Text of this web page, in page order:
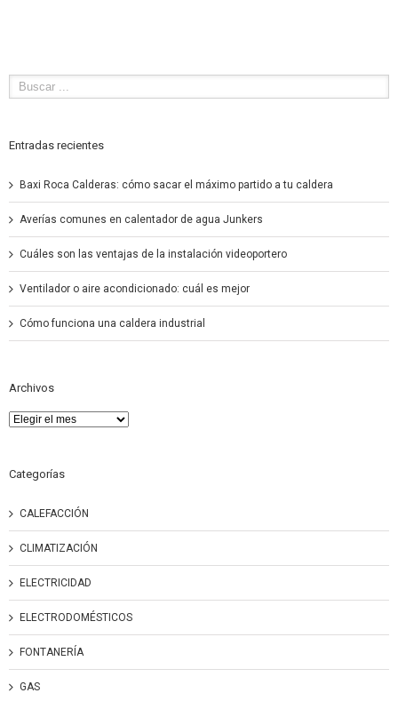
Entradas recientes
Baxi Roca Calderas: cómo sacar el máximo partido a tu caldera
Averías comunes en calentador de agua Junkers
Cuáles son las ventajas de la instalación videoportero
Ventilador o aire acondicionado: cuál es mejor
Cómo funciona una caldera industrial
Archivos
Archivos
Categorías
CALEFACCIÓN
CLIMATIZACIÓN
ELECTRICIDAD
ELECTRODOMÉSTICOS
FONTANERÍA
GAS